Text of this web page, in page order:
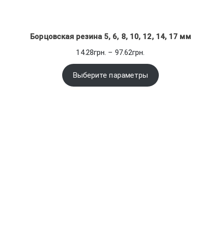
Борцовская резина 5, 6, 8, 10, 12, 14, 17 мм
14.28грн. – 97.62грн.
цен:
14.28грн.
–
Выберите параметры